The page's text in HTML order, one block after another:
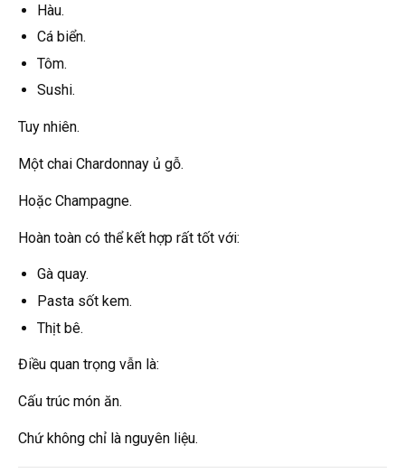
Hàu.
Cá biển.
Tôm.
Sushi.
Tuy nhiên.
Một chai Chardonnay ủ gỗ.
Hoặc Champagne.
Hoàn toàn có thể kết hợp rất tốt với:
Gà quay.
Pasta sốt kem.
Thịt bê.
Điều quan trọng vẫn là:
Cấu trúc món ăn.
Chứ không chỉ là nguyên liệu.